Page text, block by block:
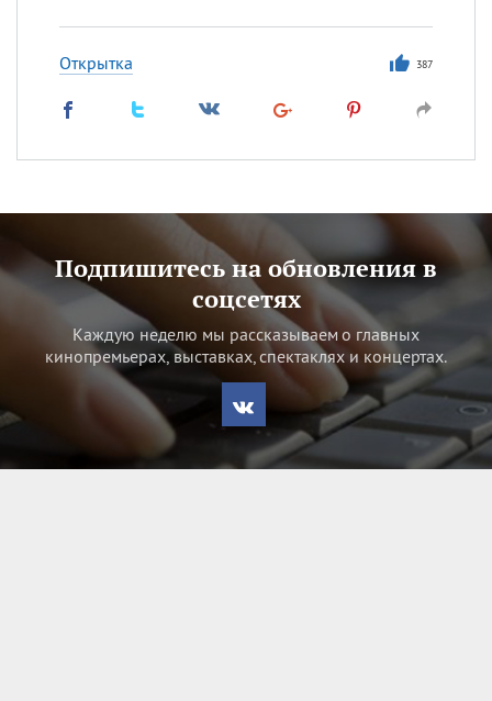
Открытка 387
Подпишитесь на обновления в
соцсетях
Каждую неделю мы рассказываем о главных
кинопремьерах, выставках, спектаклях и концертах.